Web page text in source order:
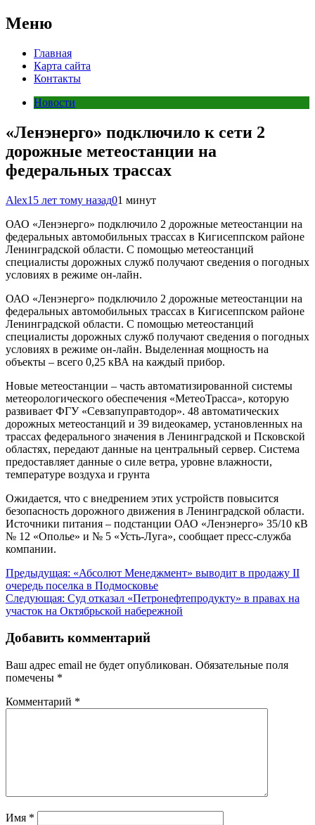
Меню
Главная
Карта сайта
Контакты
Новости
«Ленэнерго» подключило к сети 2
дорожные метеостанции на
федеральных трассах
Alex15 лет тому назад01 минут
ОАО «Ленэнерго» подключило 2 дорожные метеостанции на
федеральных автомобильных трассах в Кигисеппском районе
Ленинградской области. С помощью метеостанций
специалисты дорожных служб получают сведения о погодных
условиях в режиме он-лайн.
ОАО «Ленэнерго» подключило 2 дорожные метеостанции на
федеральных автомобильных трассах в Кигисеппском районе
Ленинградской области. С помощью метеостанций
специалисты дорожных служб получают сведения о погодных
условиях в режиме он-лайн. Выделенная мощность на
объекты – всего 0,25 кВА на каждый прибор.
Новые метеостанции – часть автоматизированной системы
метеорологического обеспечения «МетеоТрасса», которую
развивает ФГУ «Севзапуправтодор». 48 автоматических
дорожных метеостанций и 39 видеокамер, установленных на
трассах федерального значения в Ленинградской и Псковской
областях, передают данные на центральный сервер. Система
предоставляет данные о силе ветра, уровне влажности,
температуре воздуха и грунта
Ожидается, что с внедрением этих устройств повысится
безопасность дорожного движения в Ленинградской области.
Источники питания – подстанции ОАО «Ленэнерго» 35/10 кВ
№ 12 «Ополье» и № 5 «Усть-Луга», сообщает пресс-служба
компании.
Навигация
по
записям
Предыдущая: «Абсолют Менеджмент» выводит в продажу II
очередь поселка в Подмосковье
Следующая: Суд отказал «Петронефтепродукту» в правах на
участок на Октябрьской набережной
Добавить комментарий
Ваш адрес email не будет опубликован. Обязательные поля
помечены *
Комментарий *
Имя *